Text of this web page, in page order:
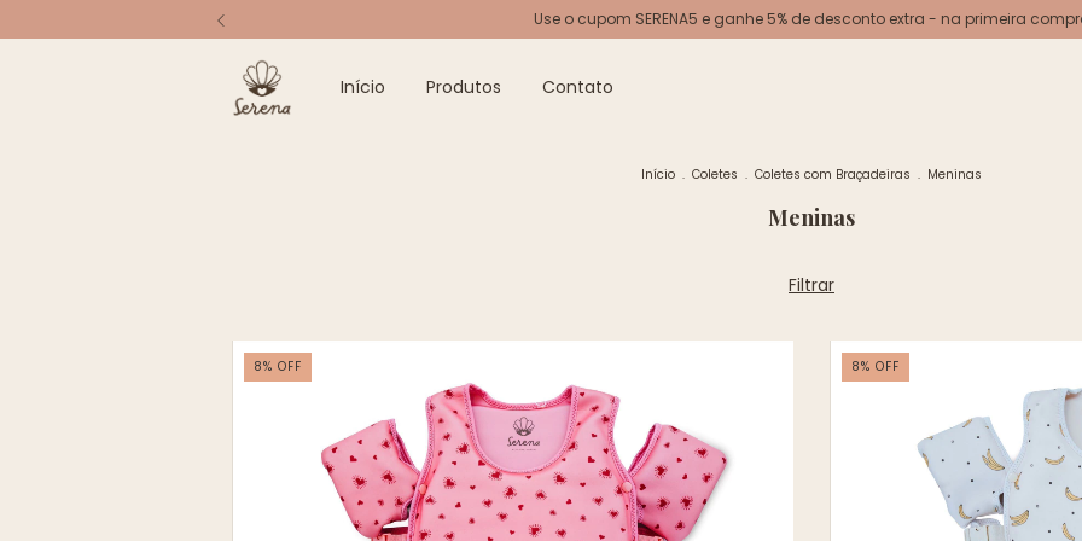
Use o cupom SERENA5 e ganhe 5% de desconto extra - na primeira
Início Produtos Contato
Início . Coletes . Coletes com Braçadeiras . Meninas
Meninas
Filtrar
8% OFF 8% OFF